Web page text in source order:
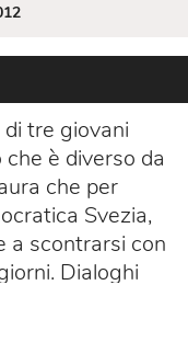
tre giovani
è diverso da
che per
Svezia,
a scontrarsi con
Dialoghi
e un